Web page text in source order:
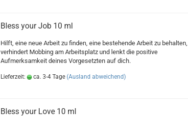
Bless your Job 10 ml
Hilft, eine neue Arbeit zu finden, eine bestehende Arbeit zu behalten,
verhindert Mobbing am Arbeitsplatz und lenkt die positive
Aufmerksamkeit deines Vorgesetzten auf dich.
Lieferzeit: ca. 3-4 Tage (Ausland abweichend)
Bless your Love 10 ml